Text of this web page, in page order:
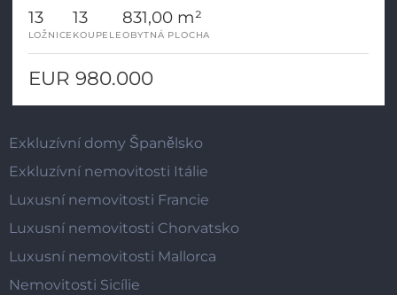
13
LOŽNICE
13
KOUPELE
831,00 m²
OBYTNÁ PLOCHA
EUR 980.000
Exkluzívní domy Španělsko
Exkluzívní nemovitosti Itálie
Luxusní nemovitosti Francie
Luxusní nemovitosti Chorvatsko
Luxusní nemovitosti Mallorca
Nemovitosti Sicílie